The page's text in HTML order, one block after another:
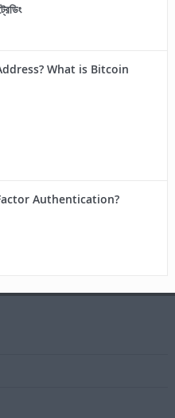
What is Bitcoin
Authentication?